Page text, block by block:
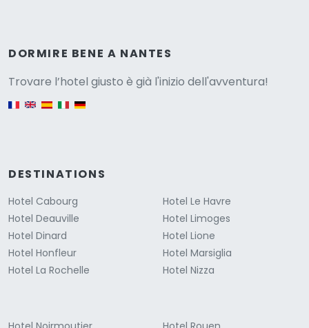
DORMIRE BENE A NANTES
Trovare l’hotel giusto è già l'inizio dell'avventura!
English version
DESTINATIONS
Hotel Cabourg
Hotel Deauville
Hotel Dinard
Hotel Honfleur
Hotel La Rochelle
Hotel Le Havre
Hotel Limoges
Hotel Lione
Hotel Marsiglia
Hotel Nizza